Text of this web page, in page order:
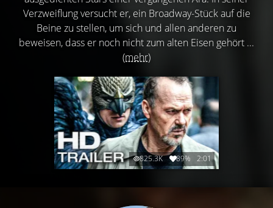
Verzweiflung versucht er, ein Broadway-Stück auf die
Beine zu stellen, um sich und allen anderen zu
beweisen, dass er noch nicht zum alten Eisen gehört ...
(mehr)
825.3K 89% 2:01